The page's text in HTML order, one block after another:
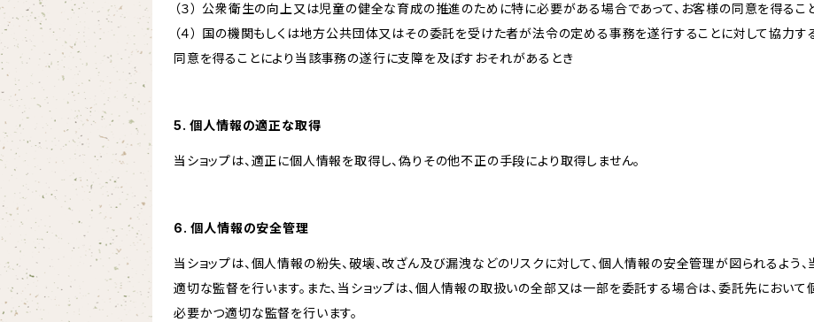
（３） 公衆衛生の向上又は児童の健全な育成の推進のために特に必要がある場合であって、お客様の同意を得るこ
（４） 国の機関もしくは地方公共団体又はその委託を受けた者が法令の定める事務を遂行することに対して協力す
同意を得ることにより当該事務の遂行に支障を及ぼすおそれがあるとき
5. 個人情報の適正な取得
当ショップは、適正に個人情報を取得し、偽りその他不正の手段により取得しません。
6. 個人情報の安全管理
当ショップは、個人情報の紛失、破壊、改ざん及び漏洩などのリスクに対して、個人情報の安全管理が図られるよう
適切な監督を行います。また、当ショップは、個人情報の取扱いの全部又は一部を委託する場合は、委託先において
必要かつ適切な監督を行います。